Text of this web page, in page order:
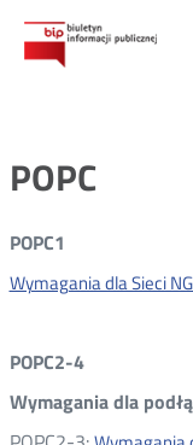
POPC
POPC1
Wymagania dla Sieci
POPC2-4
Wymagania dla